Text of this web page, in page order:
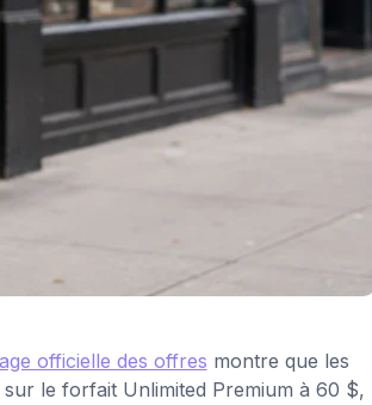
officielle des offres montre que les
le forfait Unlimited Premium à 60 $,